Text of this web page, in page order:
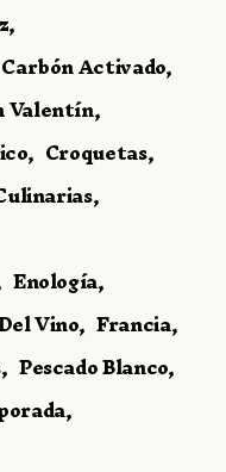
Carbón Activado
Valentín
Croquetas
Enología
Vino Francia
Pescado Blanco